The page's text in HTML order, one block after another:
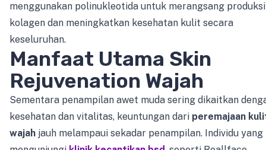
menggunakan polinukleotida untuk merangsang produksi
kolagen dan meningkatkan kesehatan kulit secara
keseluruhan.
Manfaat Utama Skin
Rejuvenation Wajah
Sementara penampilan awet muda sering dikaitkan
kesehatan dan vitalitas, keuntungan dari peremajaan
wajah jauh melampaui sekadar penampilan. Individu yang